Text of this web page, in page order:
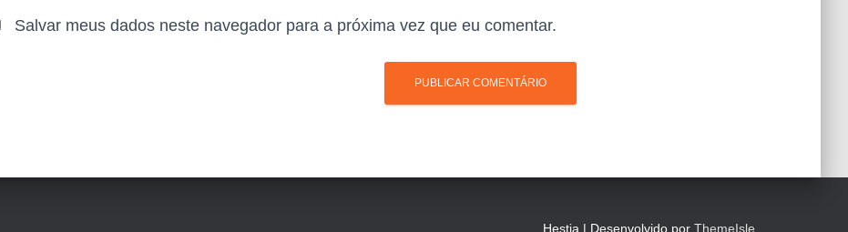
Salvar meus dados neste navegador para a próxima vez que eu comentar.
Hestia | Desenvolvido por ThemeIsle